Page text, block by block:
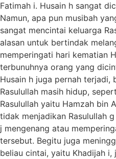
Fatimah i. Husain h sangat
Namun, apa pun musibah
sangat mencintai keluarga
alasan untuk bertindak
memperingati hari kematian
terbunuhnya orang yang
Husain h juga pernah terjadi,
Rasulullah masih hidup,
Rasulullah yaitu Hamzah bin
tidak menjadikan Rasulullah
j mengenang atau
tersebut. Begitu juga
beliau cintai, yaitu Khadijah